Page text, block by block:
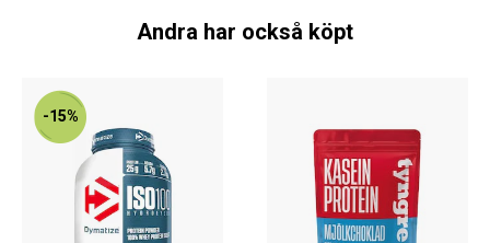
Andra har också köpt
-15%